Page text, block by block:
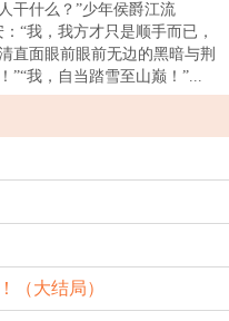
干什么？”少年侯爵江流
“我，我方才只是顺手而已，
直面眼前眼前无边的黑暗与荆
”“我，自当踏雪至山巅！”...
（大结局）